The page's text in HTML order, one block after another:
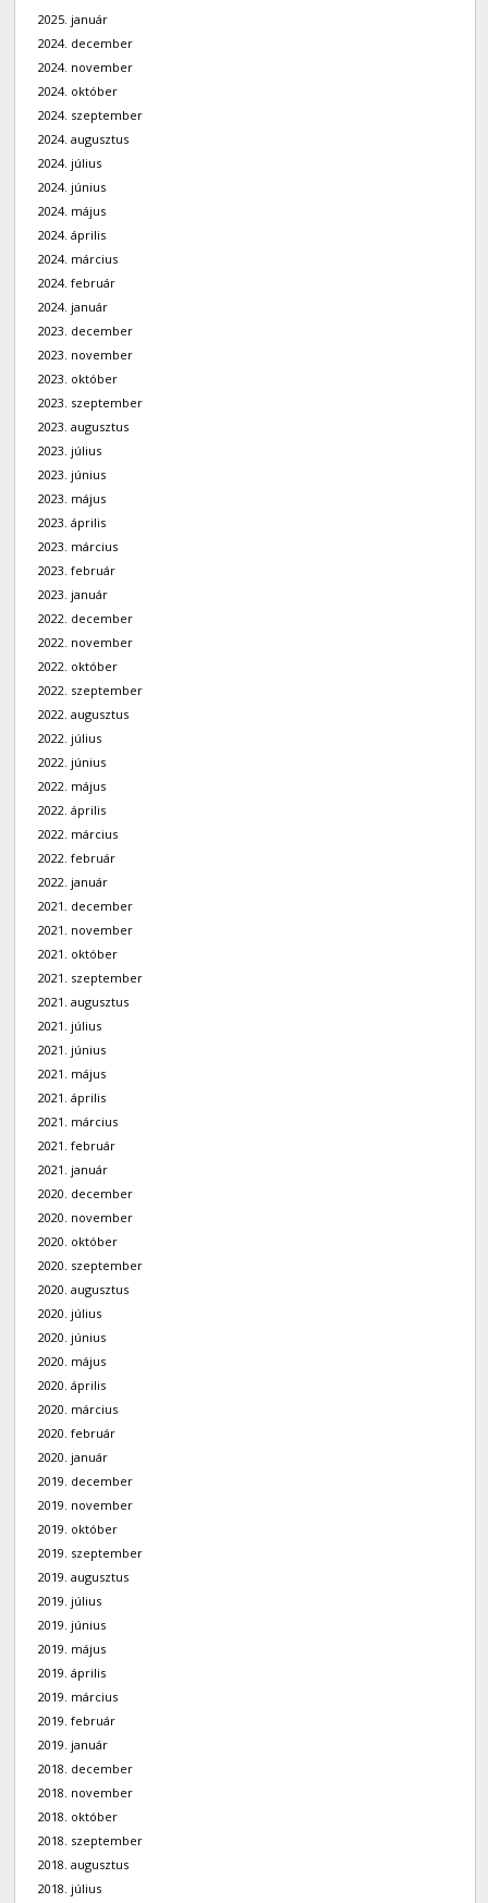
2025. január
2024. december
2024. november
2024. október
2024. szeptember
2024. augusztus
2024. július
2024. június
2024. május
2024. április
2024. március
2024. február
2024. január
2023. december
2023. november
2023. október
2023. szeptember
2023. augusztus
2023. július
2023. június
2023. május
2023. április
2023. március
2023. február
2023. január
2022. december
2022. november
2022. október
2022. szeptember
2022. augusztus
2022. július
2022. június
2022. május
2022. április
2022. március
2022. február
2022. január
2021. december
2021. november
2021. október
2021. szeptember
2021. augusztus
2021. július
2021. június
2021. május
2021. április
2021. március
2021. február
2021. január
2020. december
2020. november
2020. október
2020. szeptember
2020. augusztus
2020. július
2020. június
2020. május
2020. április
2020. március
2020. február
2020. január
2019. december
2019. november
2019. október
2019. szeptember
2019. augusztus
2019. július
2019. június
2019. május
2019. április
2019. március
2019. február
2019. január
2018. december
2018. november
2018. október
2018. szeptember
2018. augusztus
2018. július